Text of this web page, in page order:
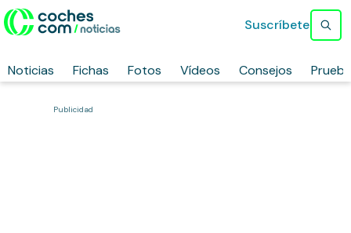
Noticias Fichas Fotos Vídeos Consejos
Suscríbete
Publicidad